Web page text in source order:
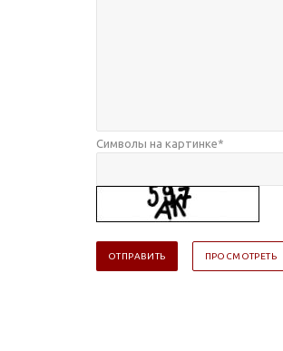
Символы на картинке*